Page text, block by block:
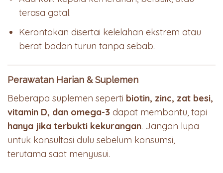
terasa gatal.
Kerontokan disertai kelelahan ekstrem atau
berat badan turun tanpa sebab.
Perawatan Harian & Suplemen
Beberapa suplemen seperti biotin, zinc, zat besi,
vitamin D, dan omega-3 dapat membantu, tapi
hanya jika terbukti kekurangan. Jangan lupa
untuk konsultasi dulu sebelum konsumsi,
terutama saat menyusui.